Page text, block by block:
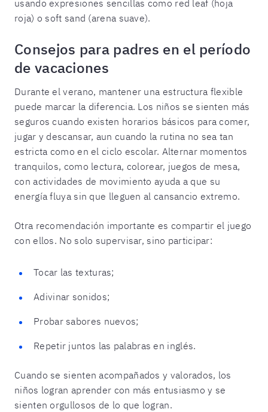
usando expresiones sencillas como red leaf (hoja
roja) o soft sand (arena suave).
Consejos para padres en el período
de vacaciones
Durante el verano, mantener una estructura flexible
puede marcar la diferencia. Los niños se sienten más
seguros cuando existen horarios básicos para comer,
jugar y descansar, aun cuando la rutina no sea tan
estricta como en el ciclo escolar. Alternar momentos
tranquilos, como lectura, colorear, juegos de mesa,
con actividades de movimiento ayuda a que su
energía fluya sin que lleguen al cansancio extremo.
Otra recomendación importante es compartir el juego
con ellos. No solo supervisar, sino participar:
Tocar las texturas;
Adivinar sonidos;
Probar sabores nuevos;
Repetir juntos las palabras en inglés.
Cuando se sienten acompañados y valorados, los
niños logran aprender con más entusiasmo y se
sienten orgullosos de lo que logran.